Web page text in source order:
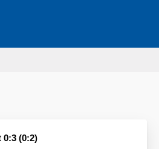
0:3 (0:2)